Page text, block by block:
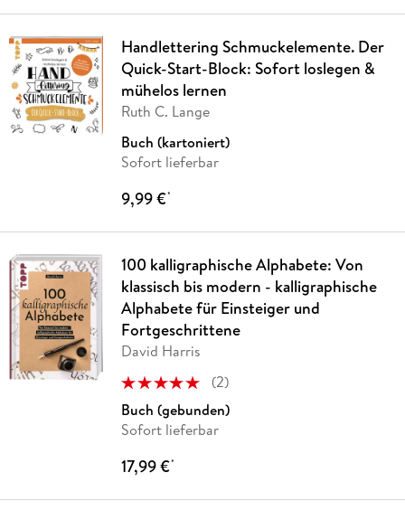
Handlettering Schmuckelemente. Der
Quick-Start-Block: Sofort loslegen &
mühelos lernen
Ruth C. Lange
Buch (kartoniert)
Sofort lieferbar
9,99 €*
100 kalligraphische Alphabete: Von
klassisch bis modern - kalligraphische
Alphabete für Einsteiger und
Fortgeschrittene
David Harris
(2)
Buch (gebunden)
Sofort lieferbar
17,99 €*